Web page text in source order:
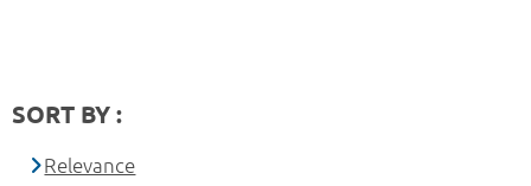
SORT BY :
Relevance